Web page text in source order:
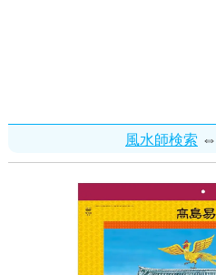
風水師検索 ⇔